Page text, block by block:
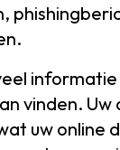
vinden.
uw